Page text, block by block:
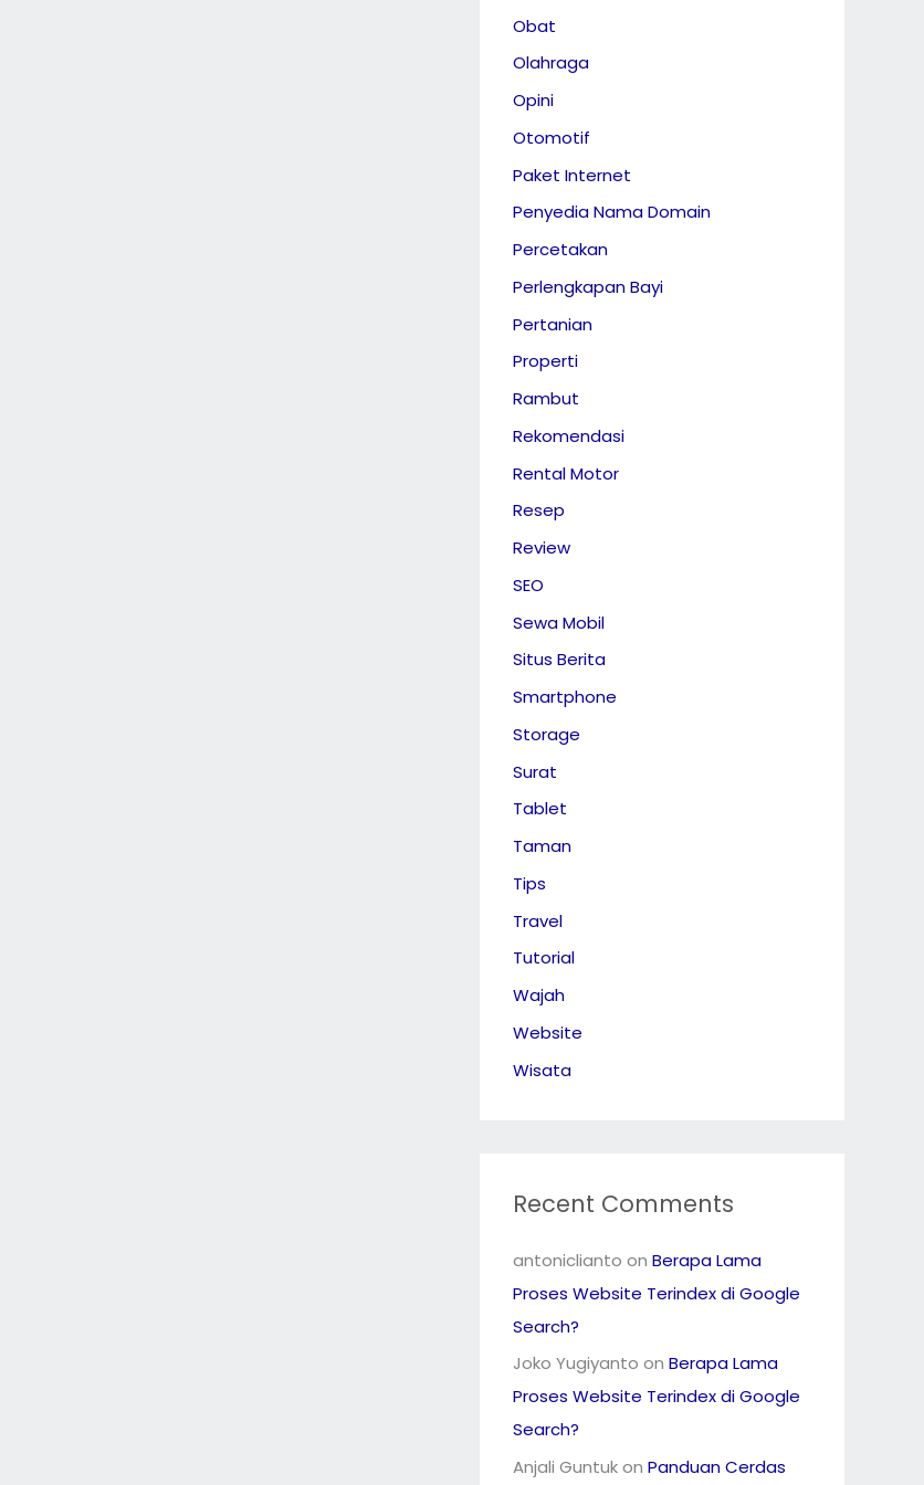
Obat
Olahraga
Opini
Otomotif
Paket Internet
Penyedia Nama Domain
Percetakan
Perlengkapan Bayi
Pertanian
Properti
Rambut
Rekomendasi
Rental Motor
Resep
Review
SEO
Sewa Mobil
Situs Berita
Smartphone
Storage
Surat
Tablet
Taman
Tips
Travel
Tutorial
Wajah
Website
Wisata
Recent Comments
antoniclianto on Berapa Lama
Proses Website Terindex di Google
Search?
Joko Yugiyanto on Berapa Lama
Proses Website Terindex di Google
Search?
Anjali Guntukon Panduan Cerdas